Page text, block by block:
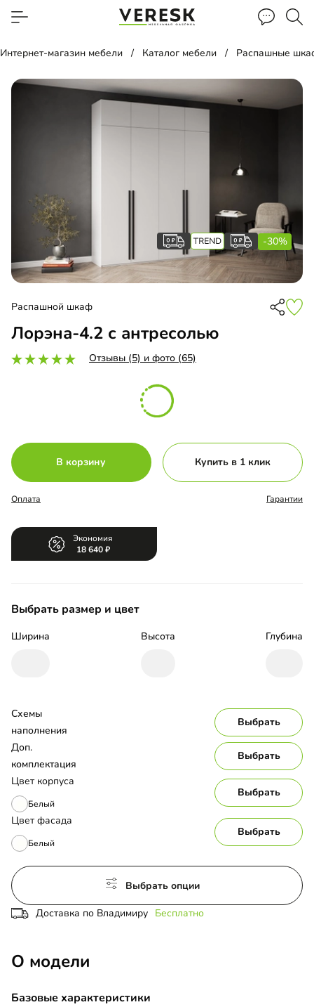
Интернет-магазин мебели Каталог мебели Распашные
-30%
Распашной шкаф
Лорэна-4.2 с антресолью
Отзывы (5) и фото (65)
В корзину Купить в 1 клик
Оплата Гарантии
Экономия
18 640
Выбрать размер и цвет
Ширина Высота Глубина
Цвет корпуса
Белый
Выбрать
Цвет фасада
Белый
Выбрать
Схемы
наполнения
Выбрать
Доп.
комплектация
Выбрать
Выбрать опции
Доставка по Владимиру Бесплатно
О модели
Базовые характеристики